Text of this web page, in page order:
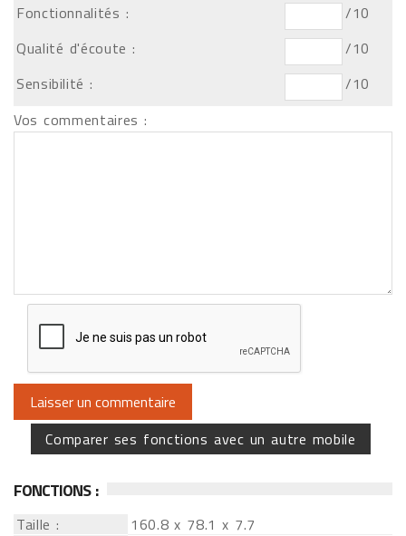
Fonctionnalités :
/10
Qualité d'écoute :
/10
Sensibilité :
/10
Vos commentaires :
Comparer ses fonctions avec un autre mobile
FONCTIONS :
Taille :
160.8 x 78.1 x 7.7